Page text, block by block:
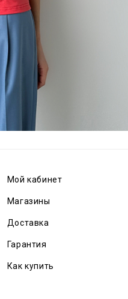
Мой кабинет
Магазины
Доставка
Гарантия
Как купить